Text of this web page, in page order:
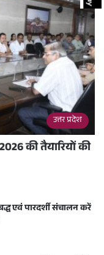
उत्तर प्रदेश
की तैयारियों की
एवं पारदर्शी संचालन करें